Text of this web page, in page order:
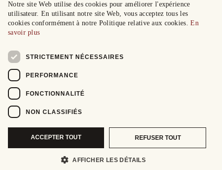
Notre site Web utilise des cookies pour améliorer l'expérience
utilisateur. En utilisant notre site Web, vous acceptez tous les
cookies conformément à notre Politique relative aux cookies.En
savoir plus
STRICTEMENT NÉCESSAIRES
PERFORMANCE
FONCTIONNALITÉ
NON CLASSIFIÉS
ACCEPTER TOUT REFUSER TOUT
AFFICHER LES DÉTAILS